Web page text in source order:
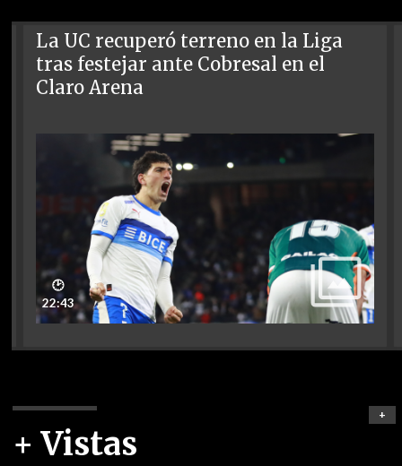
La UC recuperó terreno en la Liga
tras festejar ante Cobresal en el
Claro Arena
🕑
22:43
+ Vistas
+